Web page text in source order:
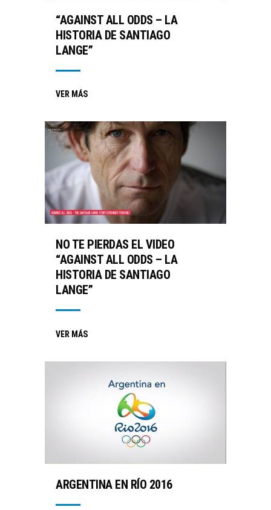
“AGAINST ALL ODDS – LA
HISTORIA DE SANTIAGO
LANGE”
VER MÁS
NO TE PIERDAS EL VIDEO
“AGAINST ALL ODDS – LA
HISTORIA DE SANTIAGO
LANGE”
VER MÁS
ARGENTINA EN RÍO 2016